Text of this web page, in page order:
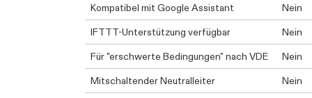
Kompatibel mit Google Assistant
Nein
IFTTT-Unterstützung verfügbar
Nein
Für "erschwerte Bedingungen" nach VDE
Nein
Mitschaltender Neutralleiter
Nein